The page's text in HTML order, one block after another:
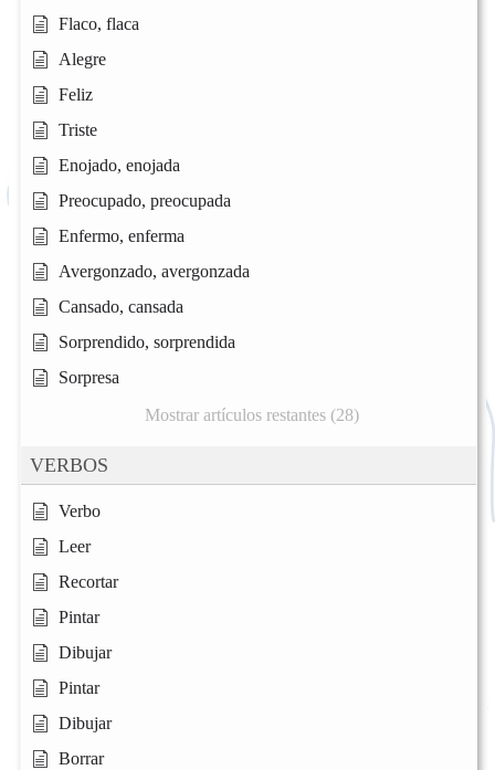
Flaco, flaca
Alegre
Feliz
Triste
Enojado, enojada
Preocupado, preocupada
Enfermo, enferma
Avergonzado, avergonzada
Cansado, cansada
Sorprendido, sorprendida
Sorpresa
Mostrar artículos restantes (28)
VERBOS
Verbo
Leer
Recortar
Pintar
Dibujar
Pintar
Dibujar
Borrar